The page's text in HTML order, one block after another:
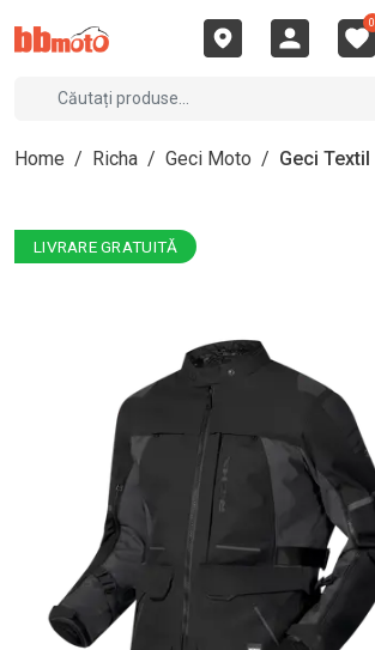
0
Home / Richa / Geci Moto / Geci Textil
LIVRARE GRATUITĂ